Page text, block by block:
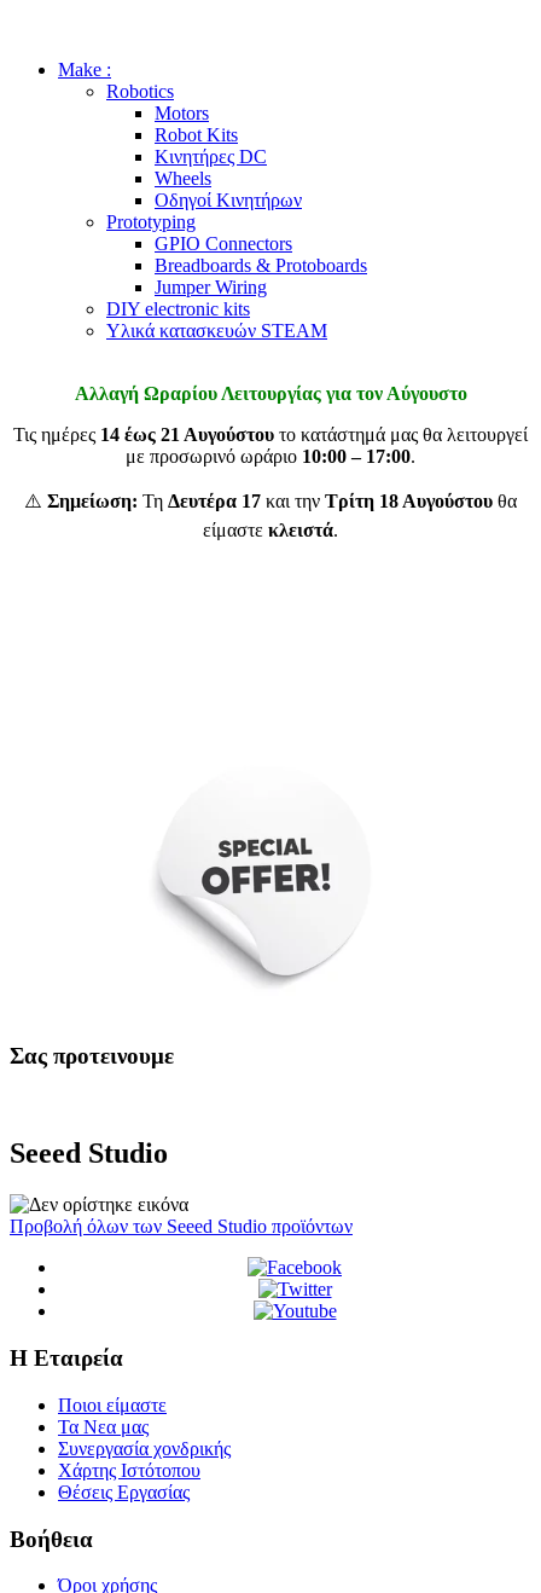
Make :
Robotics
Motors
Robot Kits
Κινητήρες DC
Wheels
Οδηγοί Κινητήρων
Prototyping
GPIO Connectors
Breadboards & Protoboards
Jumper Wiring
DIY electronic kits
Υλικά κατασκευών STEAM
Αλλαγή Ωραρίου Λειτουργίας για τον Αύγουστο
Τις ημέρες 14 έως 21 Αυγούστου το κατάστημά μας θα λειτουργεί
με προσωρινό ωράριο 10:00 – 17:00.
⚠️ Σημείωση: Τη Δευτέρα 17 και την Τρίτη 18 Αυγούστου θα
είμαστε κλειστά.
Σας προτεινουμε
Seeed Studio
Προβολή όλων των Seeed Studio προϊόντων
Η Εταιρεία
Ποιοι είμαστε
Τα Νεα μας
Συνεργασία χονδρικής
Χάρτης Ιστότοπου
Θέσεις Εργασίας
Βοήθεια
Όροι χρήσης